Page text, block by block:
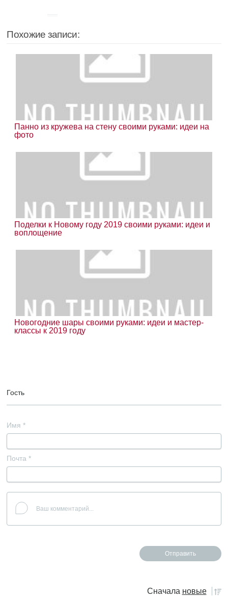
Похожие записи:
Панно из кружева на стену своими руками: идеи на
фото
Поделки к Новому году 2019 своими руками: идеи и
воплощение
Новогодние шары своими руками: идеи и мастер-
классы к 2019 году
Гость
Имя *
Почта *
Сначала новые